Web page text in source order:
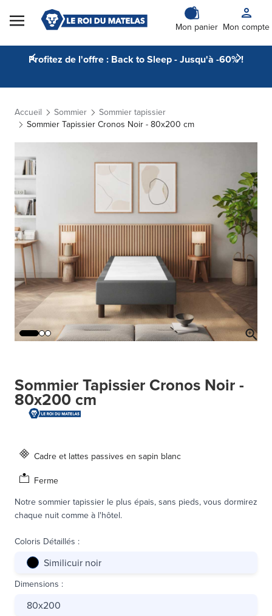
Skip to Content
Mon panier Mon compte
Profitez de l'offre : Back to Sleep - Jusqu'à -60% !
Accueil Sommier
Sommier tapissier
Sommier Tapissier Cronos Noir - 80x200 cm
Sommier Tapissier Cronos Noir -
80x200 cm
Cadre et lattes passives en sapin blanc
Ferme
Notre sommier tapissier le plus épais, sans pieds, vous dormirez
chaque nuit comme à l'hôtel.
Coloris Détaillés :
Similicuir noir
Dimensions :
80x200